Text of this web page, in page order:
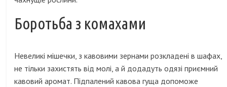
Боротьба з комахами
Невеликі мішечки, з кавовими зернами розкладені в шафах,
не тільки захистять від молі, а й додадуть одязі приємний
кавовий аромат. Підпалений кавова гуща допоможе